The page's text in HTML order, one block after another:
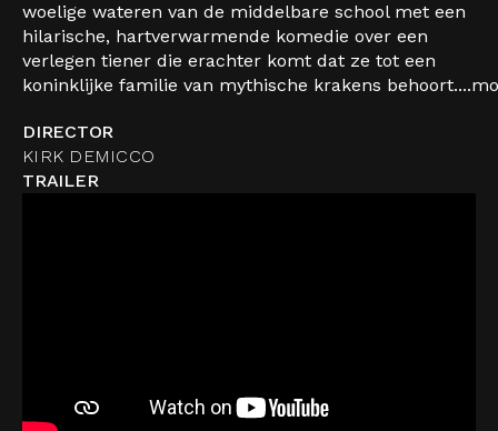
woelige wateren van de middelbare school met een
hilarische, hartverwarmende komedie over een
verlegen tiener die erachter komt dat ze tot een
koninklijke familie van mythische krakens behoort....
DIRECTOR
KIRK DEMICCO
TRAILER